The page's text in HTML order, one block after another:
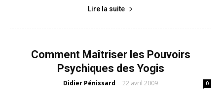
Lire la suite
Comment Maîtriser les Pouvoirs
Psychiques des Yogis
Didier Pénissard - 22 avril 2009 0